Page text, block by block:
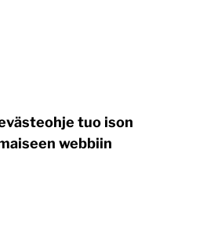
tuo ison
webbiin